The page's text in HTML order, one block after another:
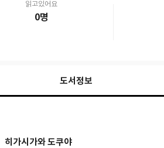
읽고있어요
0명
도서정보
히가시가와 도쿠야